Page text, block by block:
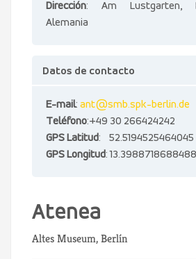
Dirección: Am Lustgarten,
Alemania
Datos de contacto
E-mail: ant@smb.spk-berlin.de
Teléfono:+49 30 266424242
GPS Latitud: 52.5194525464045
GPS Longitud: 13.3988718688488
Atenea
Altes Museum, Berlín